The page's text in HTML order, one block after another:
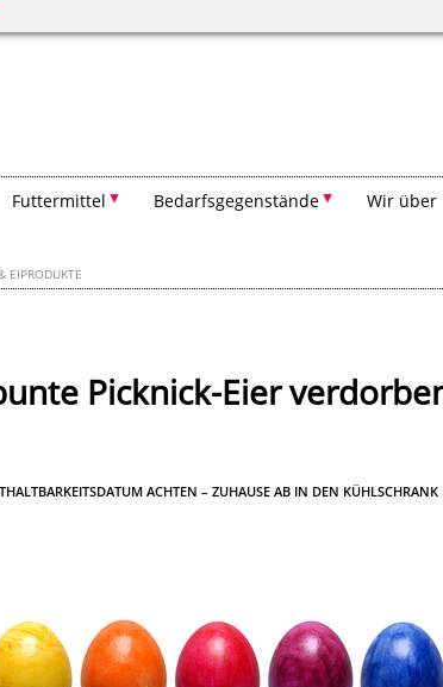
Futtermittel Bedarfsgegenstände Wir über
EIPRODUKTE
Picknick-Eier
ACHTEN – ZUHAUSE AB IN DEN KÜHLSCHRANK